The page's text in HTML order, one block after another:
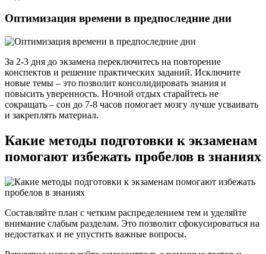
Оптимизация времени в предпоследние дни
За 2-3 дня до экзамена переключитесь на повторение
конспектов и решение практических заданий. Исключите
новые темы – это позволит консолидировать знания и
повысить уверенность. Ночной отдых старайтесь не
сокращать – сон до 7-8 часов помогает мозгу лучше усваивать
и закреплять материал.
Какие методы подготовки к экзаменам
помогают избежать пробелов в знаниях
Составляйте план с четким распределением тем и уделяйте
внимание слабым разделам. Это позволит сфокусироваться на
недостатках и не упустить важные вопросы.